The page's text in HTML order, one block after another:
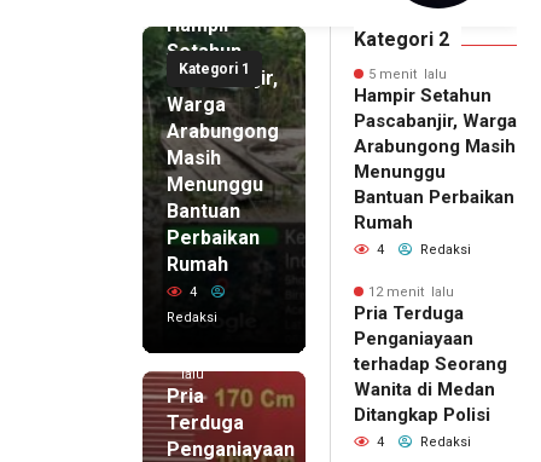
Cibalong, Permukiman
Warga Berhasil
Diamankan
Kategori 1
Hampir
Setahun
Pascabanjir,
Warga
Arabungong
Masih
Menunggu
Bantuan
Perbaikan
Rumah
4
Redaksi
12 menit
lalu
Pria
Terduga
Penganiayaan
Kategori 2
5 menit lalu
Hampir Setahun
Pascabanjir, Warga
Arabungong Masih
Menunggu
Bantuan Perbaikan
Rumah
4 Redaksi
12 menit lalu
Pria Terduga
Penganiayaan
terhadap Seorang
Wanita di Medan
Ditangkap Polisi
4 Redaksi